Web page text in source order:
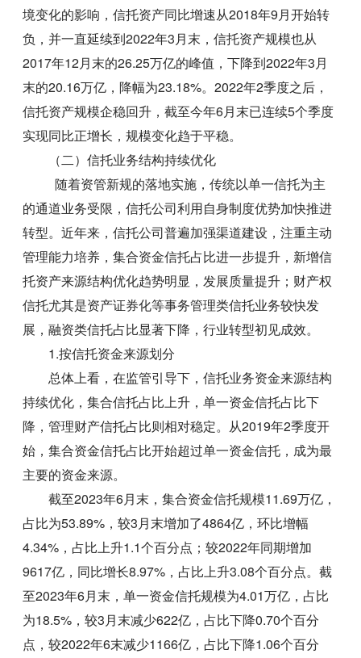
境变化的影响，信托资产同比增速从2018年9月开始转
负，并一直延续到2022年3月末，信托资产规模也从
2017年12月末的26.25万亿的峰值，下降到2022年3月
末的20.16万亿，降幅为23.18%。2022年2季度之后，
信托资产规模企稳回升，截至今年6月末已连续5个季度
实现同比正增长，规模变化趋于平稳。
（二）信托业务结构持续优化
随着资管新规的落地实施，传统以单一信托为主
的通道业务受限，信托公司利用自身制度优势加快推进
转型。近年来，信托公司普遍加强渠道建设，注重主动
管理能力培养，集合资金信托占比进一步提升，新增信
托资产来源结构优化趋势明显，发展质量提升；财产权
信托尤其是资产证券化等事务管理类信托业务较快发
展，融资类信托占比显著下降，行业转型初见成效。
1.按信托资金来源划分
总体上看，在监管引导下，信托业务资金来源结构
持续优化，集合信托占比上升，单一资金信托占比下
降，管理财产信托占比则相对稳定。从2019年2季度开
始，集合资金信托占比开始超过单一资金信托，成为最
主要的资金来源。
截至2023年6月末，集合资金信托规模11.69万亿，
占比为53.89%，较3月末增加了4864亿，环比增幅
4.34%，占比上升1.1个百分点；较2022年同期增加
9617亿，同比增长8.97%，占比上升3.08个百分点。截
至2023年6月末，单一资金信托规模为4.01万亿，占比
为18.5%，较3月末减少622亿，占比下降0.70个百分
点，较2022年6末减少1166亿，占比下降1.06个百分